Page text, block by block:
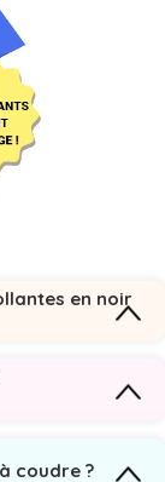
en noir
coudre ?